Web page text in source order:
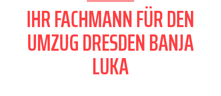
IHR FACHMANN FÜR DEN
UMZUG DRESDEN BANJA
LUKA